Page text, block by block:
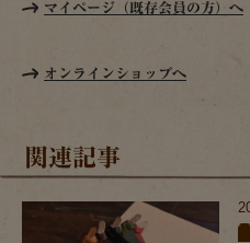
マイページ（既存会員の方）へ
オンラインショップへ
関連記事